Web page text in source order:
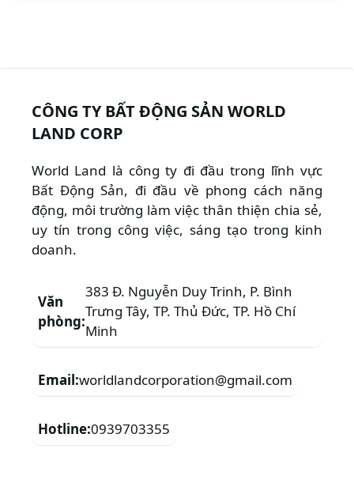
CÔNG TY BẤT ĐỘNG SẢN WORLD
LAND CORP
World Land là công ty đi đầu trong lĩnh vực
Bất Động Sản, đi đầu về phong cách năng
động, môi trường làm việc thân thiện chia sẻ,
uy tín trong công việc, sáng tạo trong kinh
doanh.
Văn
phòng:
383 Đ. Nguyễn Duy Trinh, P. Bình
Trưng Tây, TP. Thủ Đức, TP. Hồ Chí
Minh
Email:worldlandcorporation@gmail.com
Hotline:0939703355